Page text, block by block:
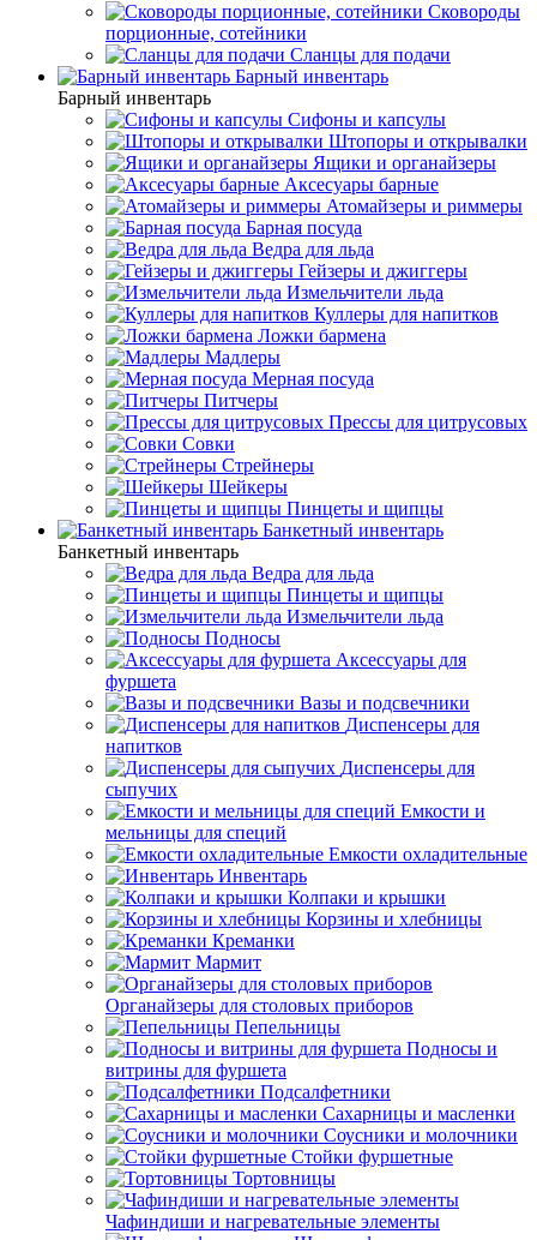
Сковороды
порционные, сотейники
Сланцы для подачи
Барный инвентарь
Барный инвентарь
Сифоны и капсулы
Штопоры и открывалки
Ящики и органайзеры
Аксесуары барные
Атомайзеры и риммеры
Барная посуда
Ведра для льда
Гейзеры и джиггеры
Измельчители льда
Куллеры для напитков
Ложки бармена
Мадлеры
Мерная посуда
Питчеры
Прессы для цитрусовых
Совки
Стрейнеры
Шейкеры
Пинцеты и щипцы
Банкетный инвентарь
Банкетный инвентарь
Ведра для льда
Пинцеты и щипцы
Измельчители льда
Подносы
Аксессуары для
фуршета
Вазы и подсвечники
Диспенсеры для
напитков
Диспенсеры для
сыпучих
Емкости и
мельницы для специй
Емкости охладительные
Инвентарь
Колпаки и крышки
Корзины и хлебницы
Креманки
Мармит
Органайзеры для столовых приборов
Пепельницы
Подносы и
витрины для фуршета
Подсалфетники
Сахарницы и масленки
Соусники и молочники
Стойки фуршетные
Тортовницы
Чафиндиши и нагревательные элементы